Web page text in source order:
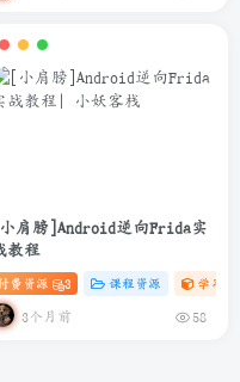
计 # UI 课程
[小肩膀]Android逆向Frida实
教程
费资源 3 课程资源 学习资
3个月前 58